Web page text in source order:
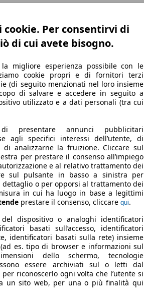
cookie. Per consentirvi di
di cui avete bisogno.
la migliore esperienza possibile con le
cookie propri e di fornitori terzi
(di seguito menzionati nel loro insieme
di salvare e accedere in seguito a
utilizzato e a dati personali (tra cui
presentare annunci pubblicitari
agli specifici interessi dell’utente, di
di analizzarne la fruizione. Cliccare sul
per prestare il consenso all’impiego
e al relativo trattamento dei
sul pulsante in basso a sinistra per
dettaglio o per opporsi al trattamento dei
in cui ha luogo in base a legittimi
prestare il consenso, cliccare qui.
dispositivo o analoghi identificatori
basati sull’accesso, identificatori
identificatori basati sulla rete) insieme
es. tipo di browser e informazioni sul
dello schermo, tecnologie
essere archiviati sul o letti dal
riconoscerlo ogni volta che l’utente si
un sito web, per una o più finalità qui